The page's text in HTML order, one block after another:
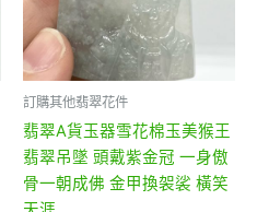
訂購其他翡翠花件
翡翠A貨玉器雪花棉玉美猴王
翡翠吊墜 頭戴紫金冠 一身傲
骨一朝成佛 金甲換袈裟 橫笑